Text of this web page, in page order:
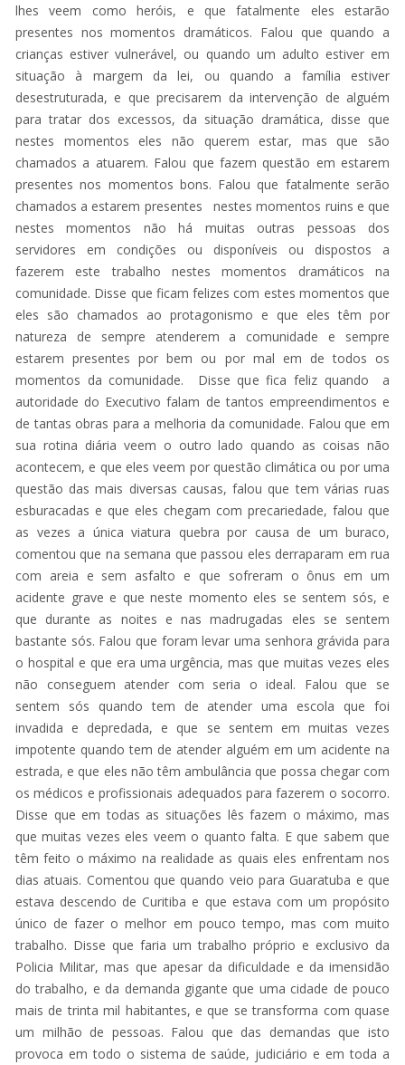
lhes veem como heróis, e que fatalmente eles estarão
presentes nos momentos dramáticos. Falou que quando a
crianças estiver vulnerável, ou quando um adulto estiver em
situação à margem da lei, ou quando a família estiver
desestruturada, e que precisarem da intervenção de alguém
para tratar dos excessos, da situação dramática, disse que
nestes momentos eles não querem estar, mas que são
chamados a atuarem. Falou que fazem questão em estarem
presentes nos momentos bons. Falou que fatalmente serão
chamados a estarem presentes nestes momentos ruins e que
nestes momentos não há muitas outras pessoas dos
servidores em condições ou disponíveis ou dispostos a
fazerem este trabalho nestes momentos dramáticos na
comunidade. Disse que ficam felizes com estes momentos que
eles são chamados ao protagonismo e que eles têm por
natureza de sempre atenderem a comunidade e sempre
estarem presentes por bem ou por mal em de todos os
momentos da comunidade. Disse que fica feliz quando a
autoridade do Executivo falam de tantos empreendimentos e
de tantas obras para a melhoria da comunidade. Falou que em
sua rotina diária veem o outro lado quando as coisas não
acontecem, e que eles veem por questão climática ou por uma
questão das mais diversas causas, falou que tem várias ruas
esburacadas e que eles chegam com precariedade, falou que
as vezes a única viatura quebra por causa de um buraco,
comentou que na semana que passou eles derraparam em rua
com areia e sem asfalto e que sofreram o ônus em um
acidente grave e que neste momento eles se sentem sós, e
que durante as noites e nas madrugadas eles se sentem
bastante sós. Falou que foram levar uma senhora grávida para
o hospital e que era uma urgência, mas que muitas vezes eles
não conseguem atender com seria o ideal. Falou que se
sentem sós quando tem de atender uma escola que foi
invadida e depredada, e que se sentem em muitas vezes
impotente quando tem de atender alguém em um acidente na
estrada, e que eles não têm ambulância que possa chegar com
os médicos e profissionais adequados para fazerem o socorro.
Disse que em todas as situações lês fazem o máximo, mas
que muitas vezes eles veem o quanto falta. E que sabem que
têm feito o máximo na realidade as quais eles enfrentam nos
dias atuais. Comentou que quando veio para Guaratuba e que
estava descendo de Curitiba e que estava com um propósito
único de fazer o melhor em pouco tempo, mas com muito
trabalho. Disse que faria um trabalho próprio e exclusivo da
Policia Militar, mas que apesar da dificuldade e da imensidão
do trabalho, e da demanda gigante que uma cidade de pouco
mais de trinta mil habitantes, e que se transforma com quase
um milhão de pessoas. Falou que das demandas que isto
provoca em todo o sistema de saúde, judiciário e em toda a